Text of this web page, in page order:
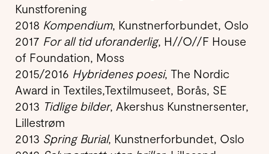
Kunstforening
2018 Kompendium, Kunstnerforbundet, Oslo
2017 For all tid uforanderlig, H//O//F House
of Foundation, Moss
2015/2016 Hybridenes poesi, The Nordic
Award in Textiles,Textilmuseet, Borås, SE
2013 Tidlige bilder, Akershus Kunstnersenter,
Lillestrøm
2013 Spring Burial, Kunstnerforbundet, Oslo